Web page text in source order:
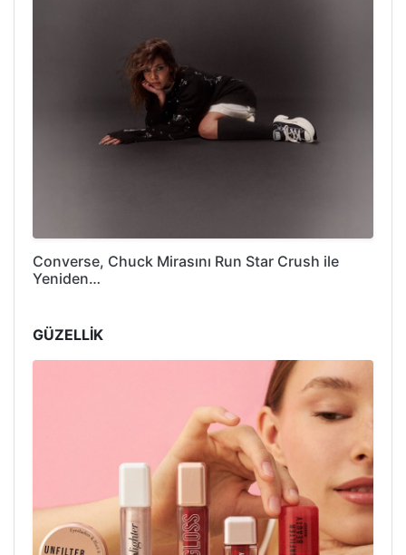
Converse, Chuck Mirasını Run Star Crush ile
Yeniden…
GÜZELLİK